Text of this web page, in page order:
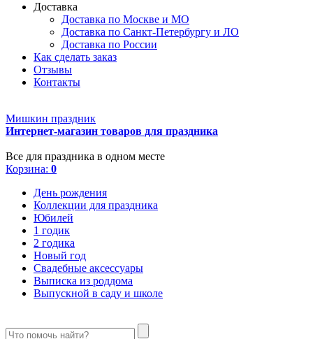
Доставка
Доставка по Москве и МО
Доставка по Санкт-Петербургу и ЛО
Доставка по России
Как сделать заказ
Отзывы
Контакты
Мишкин праздник
Интернет-магазин товаров для праздника
Все для праздника в одном месте
Корзина: 0
День рождения
Коллекции для праздника
Юбилей
1 годик
2 годика
Новый год
Свадебные аксессуары
Выписка из роддома
Выпускной в саду и школе